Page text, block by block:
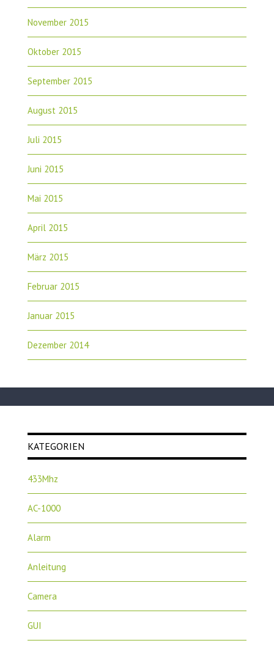
November 2015
Oktober 2015
September 2015
August 2015
Juli 2015
Juni 2015
Mai 2015
April 2015
März 2015
Februar 2015
Januar 2015
Dezember 2014
KATEGORIEN
433Mhz
AC-1000
Alarm
Anleitung
Camera
GUI